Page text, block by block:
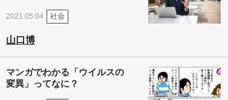
2021.05.04 社会
山口博
マンガでわかる「ウイルスの
変異」ってなに？